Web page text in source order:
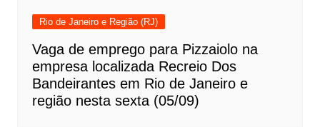
Rio de Janeiro e Região (RJ)
Vaga de emprego para Pizzaiolo na
empresa localizada Recreio Dos
Bandeirantes em Rio de Janeiro e
região nesta sexta (05/09)